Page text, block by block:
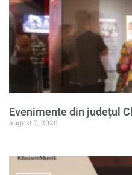
Evenimente din județul
august 7, 2026